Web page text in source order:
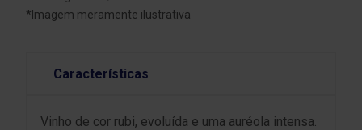
*Imagem meramente ilustrativa
Características
Vinho de cor rubi, evoluída e uma auréola intensa.